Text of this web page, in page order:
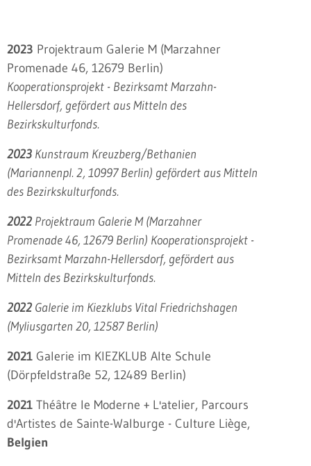
2023 Projektraum Galerie M (Marzahner
Promenade 46, 12679 Berlin)
Kooperationsprojekt - Bezirksamt Marzahn-
Hellersdorf, gefördert aus Mitteln des
Bezirkskulturfonds.
2023 Kunstraum Kreuzberg/Bethanien
(Mariannenpl. 2, 10997 Berlin) gefördert aus Mitteln
des Bezirkskulturfonds.
2022 Projektraum Galerie M (Marzahner
Promenade 46, 12679 Berlin) Kooperationsprojekt -
Bezirksamt Marzahn-Hellersdorf, gefördert aus
Mitteln des Bezirkskulturfonds.
2022 Galerie im Kiezklubs Vital Friedrichshagen
(Myliusgarten 20, 12587 Berlin)
2021 Galerie im KIEZKLUB Alte Schule
(Dörpfeldstraße 52, 12489 Berlin)
2021 Théâtre le Moderne + L'atelier, Parcours
d'Artistes de Sainte-Walburge - Culture Liège,
Belgien